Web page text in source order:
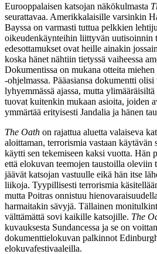
Eurooppalaisen katsojan näkökulmasta
seurattavaa. Amerikkalaisille varsinkin
Bayssa on varmasti tuttua pelkkien
oikeudenkäynteihin liittyvän uutisoinnin
edesottamukset ovat heille ainakin
koska hänet nähtiin tietyssä vaiheessa
Dokumentissa on mukana otteita miehen
‑ohjelmassa. Pääasiansa dokumentti
lyhyemmässä ajassa, mutta
tuovat kuitenkin mukaan asioita, joiden
ymmärtää erityisesti Jandalia ja hänen
The Oath on rajattua aluetta valaiseva
aloittaman, terrorismia vastaan käytävän
käytti sen tekemiseen kaksi vuotta. Hän
että elokuvan teemojen taustoilla
jäävät katsojan vastuulle eikä hän itse
liikoja. Tyypillisesti terrorismia
mutta Poitras onnistuu
harmaitakin sävyjä. Tällainen
välttämättä sovi kaikille katsojille. The
kuvauksesta Sundancessa ja se on
dokumenttielokuvan palkinnot
elokuvafestivaaleilla.